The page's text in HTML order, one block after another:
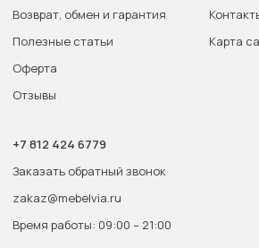
Возврат, обмен и гарантия
Полезные статьи
Оферта
Отзывы
Карта
+7 812 424 6779
Заказать обратный звонок
zakaz@mebelvia.ru
Время работы: 09:00 – 21:00